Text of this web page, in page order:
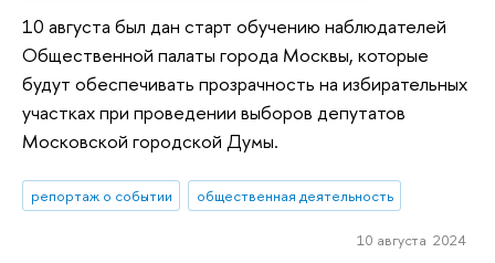
10 августа был дан старт обучению наблюдателей
Общественной палаты города Москвы, которые
будут обеспечивать прозрачность на избирательных
участках при проведении выборов депутатов
Московской городской Думы.
репортаж о событии общественная деятельность
10 августа 2024